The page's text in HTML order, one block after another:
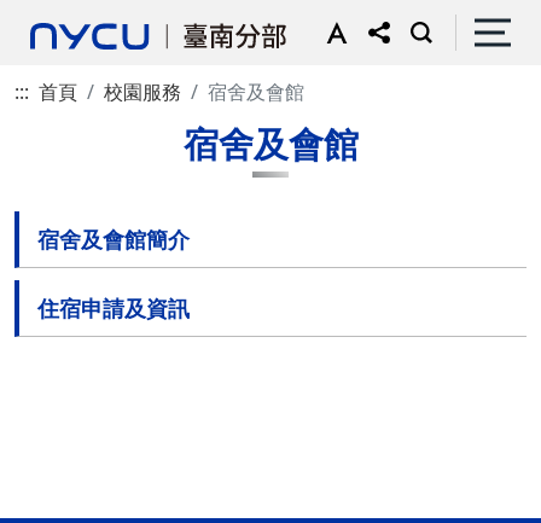
::: 首頁 校園服務 宿舍及會館
宿舍及會館
宿舍及會館簡介
住宿申請及資訊